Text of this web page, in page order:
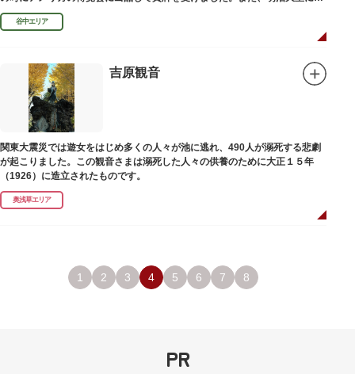
「日本画史」の称を賜りました。
谷中エリア
吉原観音
関東大震災では遊女をはじめ多くの人々が池に逃れ、490人が溺死する悲劇
が起こりました。この観音さまは溺死した人々の供養のために大正１５年
（1926）に造立されたものです。
奥浅草エリア
1 2 3 4 5 6 7 8
PR